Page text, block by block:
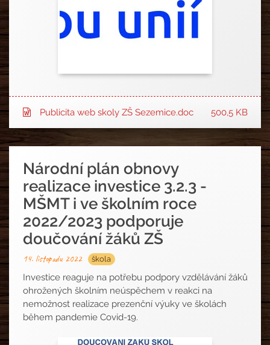
Publicita web skoly ZŠ Sezemice.doc 500,5 KB
Národní plán obnovy
realizace investice 3.2.3 -
MŠMT i ve školním roce
2022/2023 podporuje
doučování žáků ZŠ
14. listopadu 2022 škola
Investice reaguje na potřebu podpory vzdělávání žáků
ohrožených školním neúspěchem v reakci na
nemožnost realizace prezenční výuky ve školách
během pandemie Covid-19.